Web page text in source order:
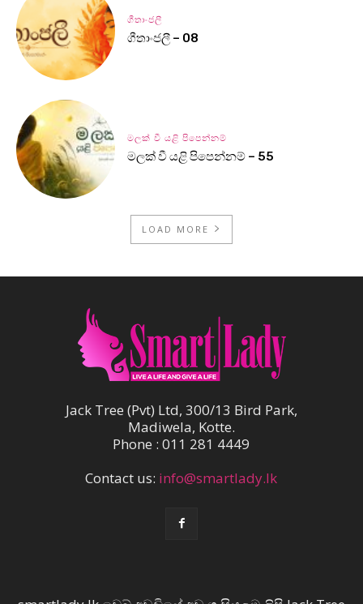
ගීතාංජලී
ගීතාංජලී – 08
මලක් වී යළි පිපෙන්නම්
මලක් වී යළි පිපෙන්නම් – 55
LOAD MORE
Jack Tree (Pvt) Ltd, 300/13 Bird Park,
Madiwela, Kotte.
Phone : 011 281 4449
Contact us: info@smartlady.lk